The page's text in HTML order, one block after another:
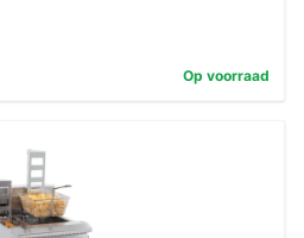
Op voorraad